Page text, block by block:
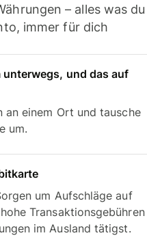
– alles was du
immer für dich
unterwegs, und das auf
an einem Ort und tausche
um.
um Aufschläge auf
Transaktionsgebühren
im Ausland tätigst.